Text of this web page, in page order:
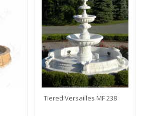
Tiered Versailles MF 238